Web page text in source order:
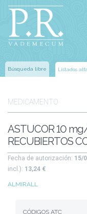
Búsqueda libre Listados
MEDICAMENTO
ASTUCOR 10
RECUBIERTOS
Fecha de autorización: 15/
incl.): 13,24 €
ALMIRALL
CÓDIGOS ATC